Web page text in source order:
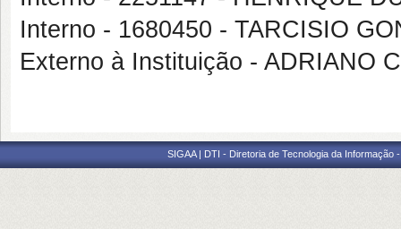
Interno - 1680450 - TARCISIO
Externo à Instituição - ADRIANO
SIGAA | DTI - Diretoria de Tecnologia da